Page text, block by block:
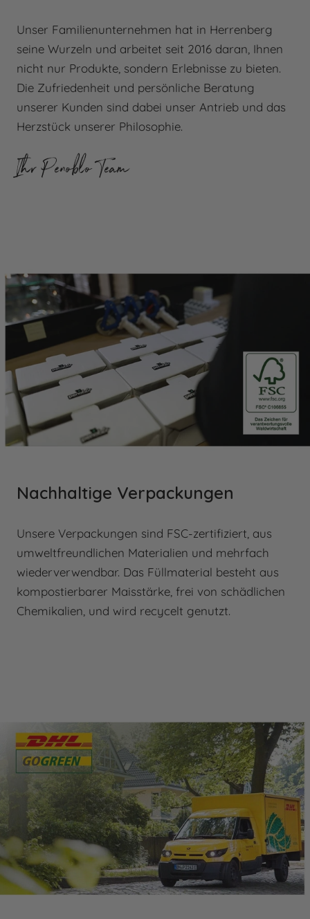
Unser Familienunternehmen hat in Herrenberg
seine Wurzeln und arbeitet seit 2016 daran, Ihnen
nicht nur Produkte, sondern Erlebnisse zu bieten.
Die Zufriedenheit und persönliche Beratung
unserer Kunden sind dabei unser Antrieb und das
Herzstück unserer Philosophie.
Ihr Penoblo Team
Nachhaltige Verpackungen
Unsere Verpackungen sind FSC-zertifiziert, aus
umweltfreundlichen Materialien und mehrfach
wiederverwendbar. Das Füllmaterial besteht aus
kompostierbarer Maisstärke, frei von schädlichen
Chemikalien, und wird recycelt genutzt.